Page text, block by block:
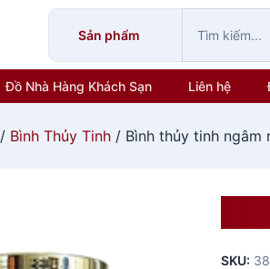
Sản phẩm
Đồ Nhà Hàng Khách Sạn Liên hệ
/ Bình Thủy Tinh / Bình thủy tinh ngâm
SKU: